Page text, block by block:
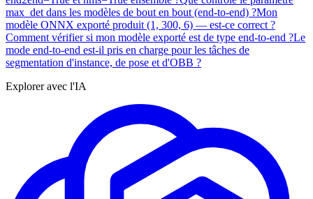
max_det dans les modèles de bout en bout (end-to-end) ?Mon
modèle ONNX exporté produit (1, 300, 6) — est-ce correct ?
Comment vérifier si mon modèle exporté est de type end-to-end ?Le
mode end-to-end est-il pris en charge pour les tâches de
segmentation d'instance, de pose et d'OBB ?
Explorer avec l'IA